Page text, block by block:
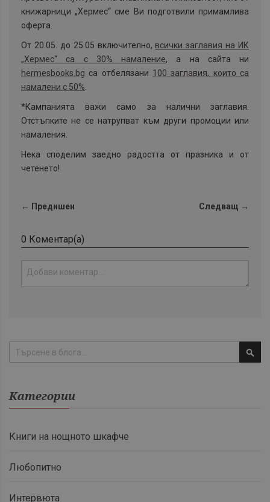
книжарници „Хермес“ сме Ви подготвили примамлива
оферта.
От 20.05. до 25.05 включително, всички заглавия на ИК
„Хермес“ са с 30% намаление, а на сайта ни
hermesbooks.bg са отбелязани 100 заглавия, които са
намалени с 50%.
*Кампанията важи само за налични заглавия.
Отстъпките не се натрупват към други промоции или
намаления.
Нека споделим заедно радостта от празника и от
четенето!
← Предишен Следващ →
0 Коментар(а)
Категории
Книги на нощното шкафче
Любопитно
Интервюта